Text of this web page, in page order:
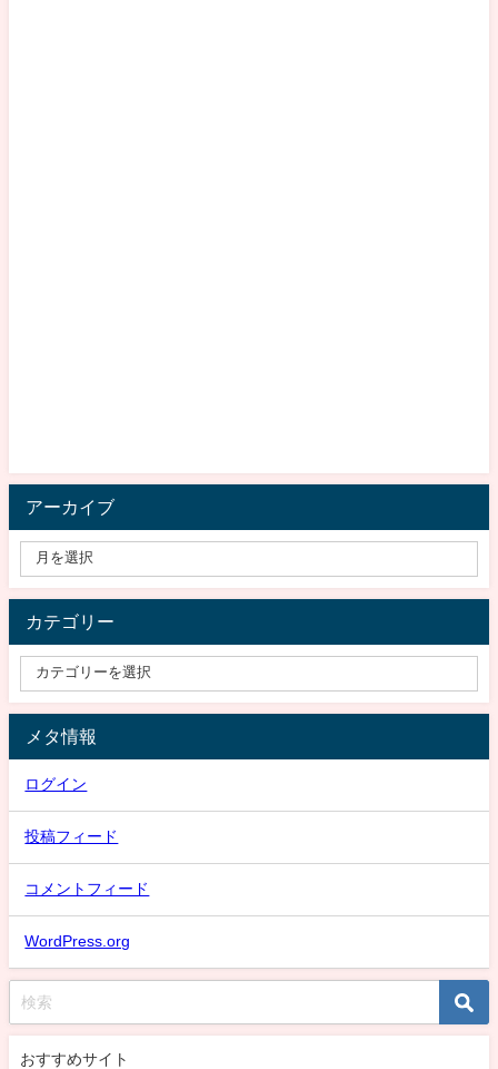
アーカイブ
カテゴリー
メタ情報
ログイン
投稿フィード
コメントフィード
WordPress.org
おすすめサイト